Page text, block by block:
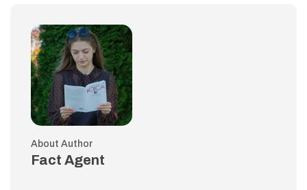
About Author
Fact Agent